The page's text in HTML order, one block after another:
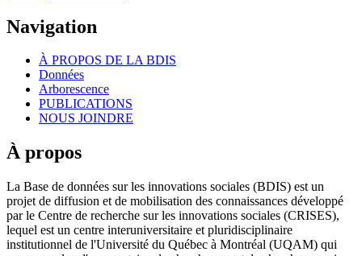
Navigation
À PROPOS DE LA BDIS
Données
Arborescence
PUBLICATIONS
NOUS JOINDRE
À propos
La Base de données sur les innovations sociales (BDIS) est un
projet de diffusion et de mobilisation des connaissances développé
par le Centre de recherche sur les innovations sociales (CRISES),
lequel est un centre interuniversitaire et pluridisciplinaire
institutionnel de l'Université du Québec à Montréal (UQAM) qui